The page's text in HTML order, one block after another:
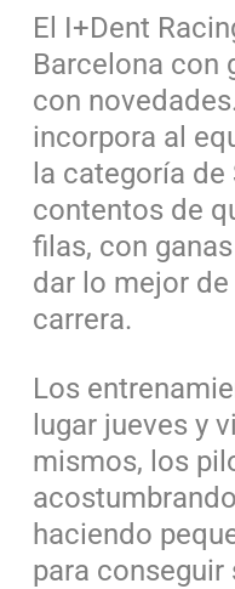
El I+Dent
Barcelona con
con
incorpora al
la categoría
contentos de
filas, con
dar lo mejor
carrera.
Los
lugar jueves y
mismos, los
haciendo
para